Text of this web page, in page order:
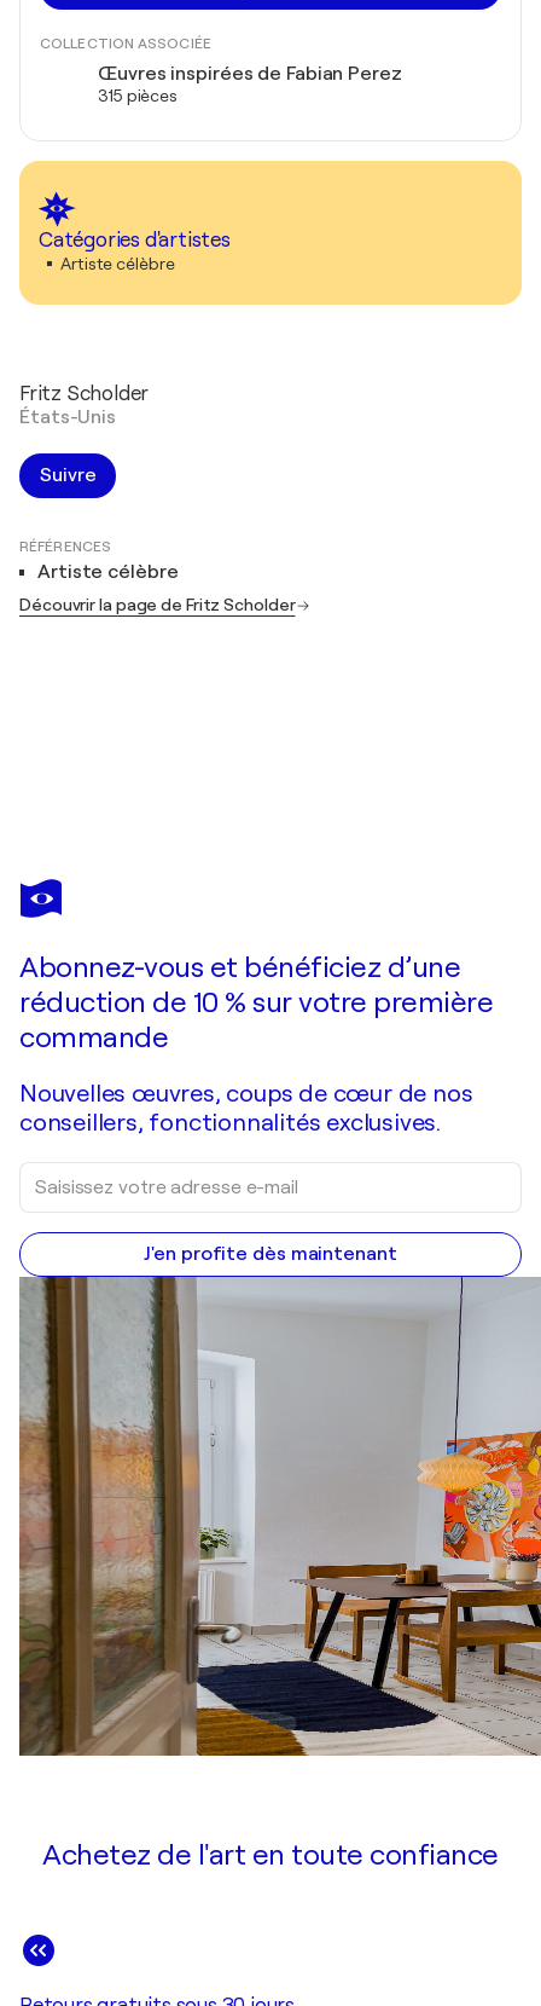
COLLECTION ASSOCIÉE
Œuvres inspirées de Fabian Perez
315 pièces
Catégories d'artistes
Artiste célèbre
Fritz Scholder
États-Unis
Suivre
RÉFÉRENCES
Artiste célèbre
Découvrir la page de Fritz Scholder
FRITZ SCHOLDER
Lovers
Abonnez-vous et bénéficiez d’une
réduction de 10 % sur votre première
commande
Nouvelles œuvres, coups de cœur de nos
conseillers, fonctionnalités exclusives.
J'en profite dès maintenant
Achetez de l'art en toute confiance